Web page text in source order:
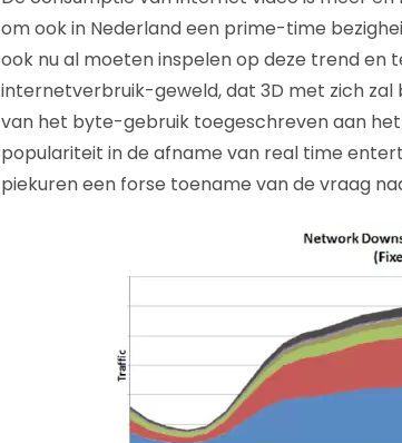
om ook in Nederland een prime-time
ook nu al moeten inspelen op deze trend en
internetverbruik-geweld, dat 3D met zich
van het byte-gebruik toegeschreven aan
populariteit in de afname van real time
piekuren een forse toename van de vraag